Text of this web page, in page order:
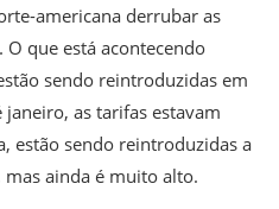
americana derrubar as
que está acontecendo
sendo reintroduzidas em
as tarifas estavam
estão sendo reintroduzidas a
ainda é muito alto.